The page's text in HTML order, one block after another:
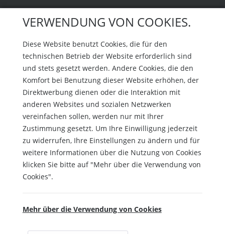
VERWENDUNG VON COOKIES.
Diese Website benutzt Cookies, die für den
technischen Betrieb der Website erforderlich sind
und stets gesetzt werden. Andere Cookies, die den
Komfort bei Benutzung dieser Website erhöhen, der
Direktwerbung dienen oder die Interaktion mit
anderen Websites und sozialen Netzwerken
vereinfachen sollen, werden nur mit Ihrer
Zustimmung gesetzt. Um Ihre Einwilligung jederzeit
zu widerrufen, Ihre Einstellungen zu ändern und für
weitere Informationen über die Nutzung von Cookies
klicken Sie bitte auf "Mehr über die Verwendung von
Cookies".
Mehr über die Verwendung von Cookies